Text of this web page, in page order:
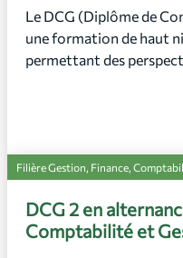
Le DCG (Diplôme de
une formation de haut
permettant des
Filière Gestion, Finance,
DCG 2 en
Comptabilité et